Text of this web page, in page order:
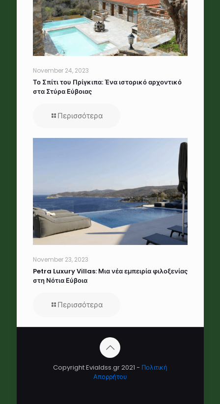
November 24, 2023
Το Σπίτι του Πρίγκιπα: Ένα ιστορικό αρχοντικό
στα Στύρα Εύβοιας
Περισσότερα
November 23, 2023
Petra Luxury Villas: Μια νέα εμπειρία φιλοξενίας
στη Νότια Εύβοια
Περισσότερα
Copyright Evialdss.gr 2021 - Πολιτική
Απορρήτου